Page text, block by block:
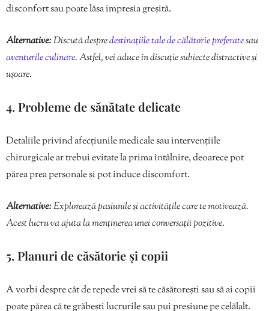
disconfort sau poate lăsa impresia greșită.
Alternative:Discută despredestinațiile tale de călătorie preferatesau
aventurile culinare. Astfel, vei aduce în discuție subiecte distractive și
ușoare.
4. Probleme de sănătate delicate
Detaliile privind afecțiunile medicale sau intervențiile
chirurgicale ar trebui evitate la prima întâlnire, deoarece pot
părea prea personale și pot induce discomfort.
Alternative:Explorează pasiunile și activitățile care te motivează.
Acest lucru va ajuta la menținerea unei conversații pozitive.
5. Planuri de căsătorie și copii
A vorbi despre cât de repede vrei să te căsătorești sau să ai copii
poate părea că te grăbești lucrurile sau pui presiune pe celălalt.